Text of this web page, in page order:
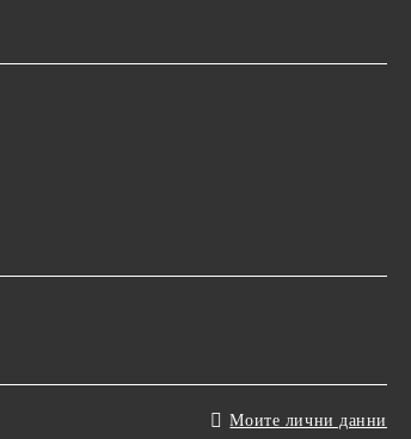
Моите лични данни